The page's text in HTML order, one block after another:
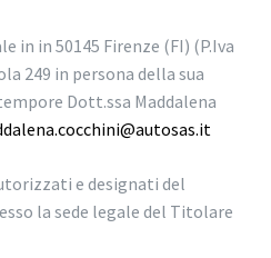
in in 50145 Firenze (FI) (P.Iva
249 in persona della sua
Dott.ssa Maddalena
e designati del
la sede legale del Titolare